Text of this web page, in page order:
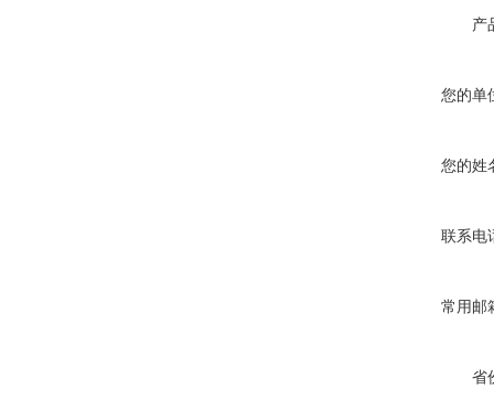
产
您的单
您的姓
联系电
常用邮
省